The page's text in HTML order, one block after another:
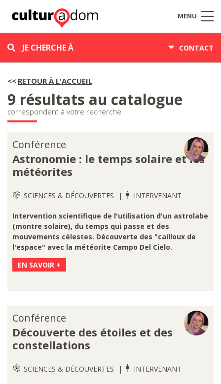
MENU
JE CHERCHE À CONTACT
RETOUR À L'ACCUEIL
9 résultats au catalogue
correspondent à votre recherche
Conférence
Astronomie : le temps solaire et les
météorites
SCIENCES & DÉCOUVERTES INTERVENANT
Intervention scientifique de l'utilisation d'un astrolabe
(montre solaire), du temps qui passe et des
mouvements célestes. Découverte des "cailloux de
l'espace" avec la météorite Campo Del Cielo.
EN SAVOIR +
Conférence
Découverte des étoiles et des
constellations
SCIENCES & DÉCOUVERTES INTERVENANT